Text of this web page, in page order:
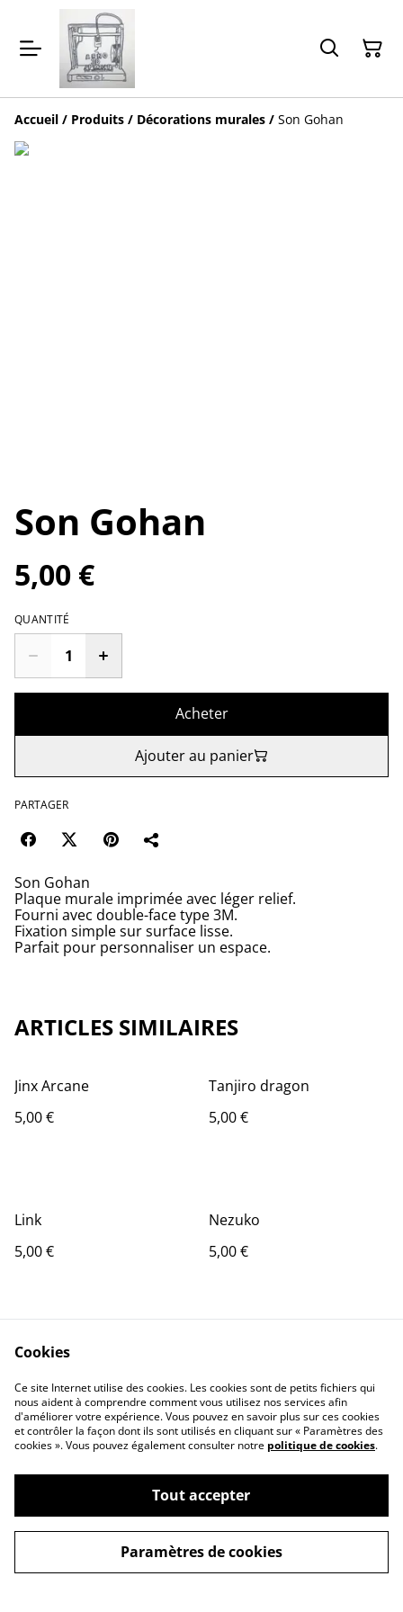
Accueil / Produits / Décorations murales / Son Gohan
Son Gohan
5,00 €
QUANTITÉ
Acheter
Ajouter au panier
PARTAGER
Son Gohan
Plaque murale imprimée avec léger relief.
Fourni avec double-face type 3M.
Fixation simple sur surface lisse.
Parfait pour personnaliser un espace.
ARTICLES SIMILAIRES
Jinx Arcane
5,00 €
Tanjiro dragon
5,00 €
Link
5,00 €
Nezuko
5,00 €
Contact Us
Legal Terms
Privacy Policy
Cookie Policy
Arno_3d_print
Cookies
Ce site Internet utilise des cookies. Les cookies sont de petits fichiers qui
nous aident à comprendre comment vous utilisez nos services afin
d'améliorer votre expérience. Vous pouvez en savoir plus sur ces cookies
et contrôler la façon dont ils sont utilisés en cliquant sur « Paramètres des
cookies ». Vous pouvez également consulter notre politique de cookies.
Tout accepter
Paramètres de cookies